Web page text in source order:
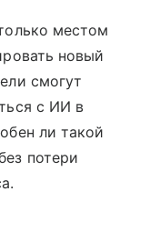
местом
новый
смогут
с ИИ в
ли такой
потери